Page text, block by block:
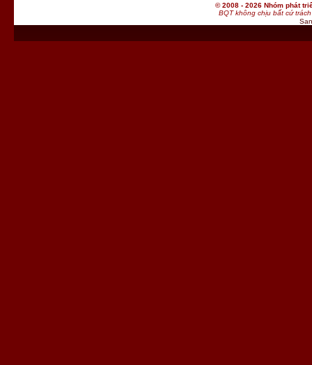
© 2008 - 2026 Nhóm phát
BQT không chịu bất cứ